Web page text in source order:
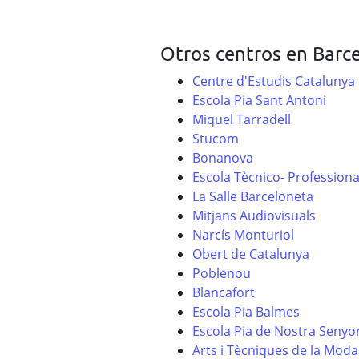
Otros centros en
Centre d'Estudis Catalunya
Escola Pia Sant Antoni
Miquel Tarradell
Stucom
Bonanova
Escola Tècnico-
La Salle Barceloneta
Mitjans Audiovisuals
Narcís Monturiol
Obert de Catalunya
Poblenou
Blancafort
Escola Pia Balmes
Escola Pia de Nostra
Arts i Tècniques de la Moda